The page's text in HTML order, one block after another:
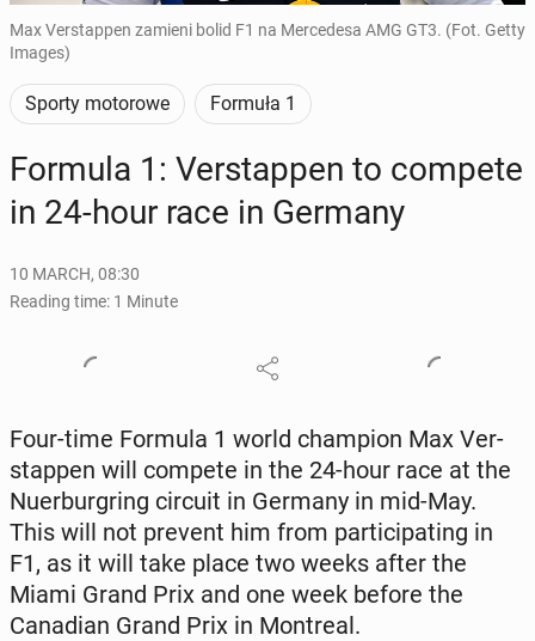
Max Verstappen zamieni bolid F1 na Mercedesa AMG GT3. (Fot. Getty
Images)
Sporty motorowe Formuła 1
Formula 1: Ver­stap­pen to compete
in 24-hour race in Germany
10 MARCH, 08:30
Reading time: 1 Minute
Four-time Formula 1 world cham­pi­on Max Ver­
stap­pen will compete in the 24-hour race at the
Nuer­bur­gring circuit in Germany in mid-May.
This will not prevent him from par­tic­i­pat­ing in
F1, as it will take place two weeks after the
Miami Grand Prix and one week before the
Cana­di­an Grand Prix in Mon­tre­al.